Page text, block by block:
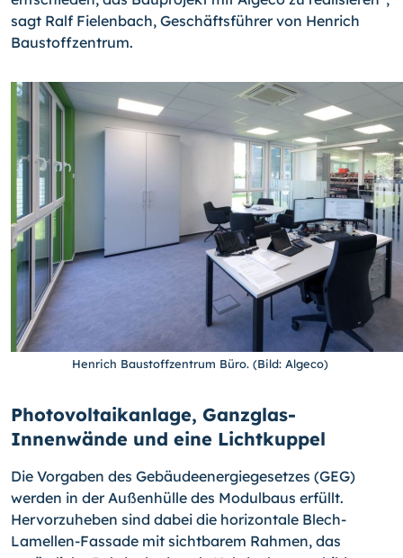
sagt Ralf Fielenbach, Geschäftsführer von Henrich
Baustoffzentrum.
Henrich Baustoffzentrum Büro. (Bild: Algeco)
Photovoltaikanlage, Ganzglas-
Innenwände und eine Lichtkuppel
Die Vorgaben des Gebäudeenergiegesetzes (GEG)
werden in der Außenhülle des Modulbaus erfüllt.
Hervorzuheben sind dabei die horizontale Blech-
Lamellen-Fassade mit sichtbarem Rahmen, das